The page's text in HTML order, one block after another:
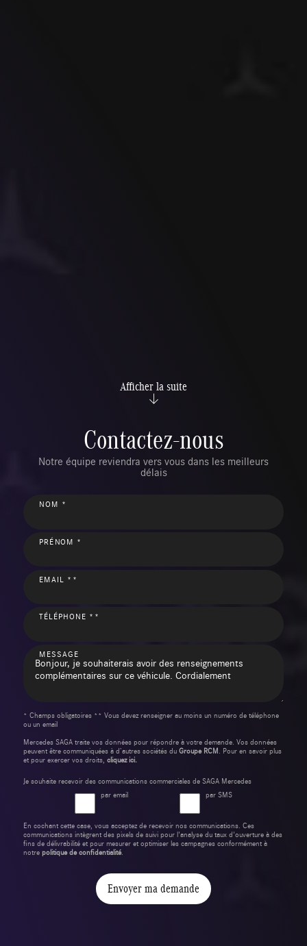
Afficher la suite
Contactez-nous
Notre équipe reviendra vers vous dans les meilleurs
délais
NOM *
PRÉNOM *
EMAIL **
TÉLÉPHONE **
MESSAGE
* Champs obligatoires ** Vous devez renseigner au moins un numéro de téléphone
ou un email
Mercedes SAGA traite vos données pour répondre à votre demande. Vos données
peuvent être communiquées à d’autres sociétés du Groupe RCM . Pour en savoir plus
et pour exercer vos droits, cliquez ici.
Je souhaite recevoir des communications commerciales de SAGA Mercedes
par email
par SMS
En cochant cette case, vous acceptez de recevoir nos communications. Ces
communications intègrent des pixels de suivi pour l'analyse du taux d'ouverture à des
fins de délivrabilité et pour mesurer et optimiser les campagnes conformément à
notre politique de confidentialité.
Envoyer ma demande